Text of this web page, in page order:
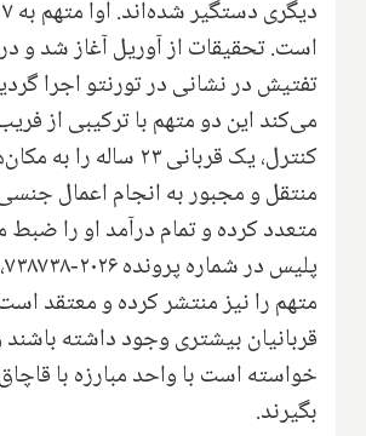
تفتیش در نشانی در تورنتو اجرا
می‌کند این دو متهم با ترکیبی از
کنترل، یک قربانی ۲۳
منتقل و مجبور به انجام اعمال
متعدد کرده و تمام درآمد او را
متهم را نیز منتشر کرده و معتقد
قربانیان بیشتری وجود داشته باشند
خواسته است با واحد مبارزه با
بگیرند.